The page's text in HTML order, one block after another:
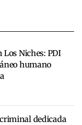
Niches: PDI
humano
dedicada